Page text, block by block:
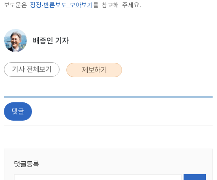
보도문은 정정·반론보도 모아보기 를 참고해 주세요.
배종인 기자
기사 전체보기 제보하기
댓글
댓글등록